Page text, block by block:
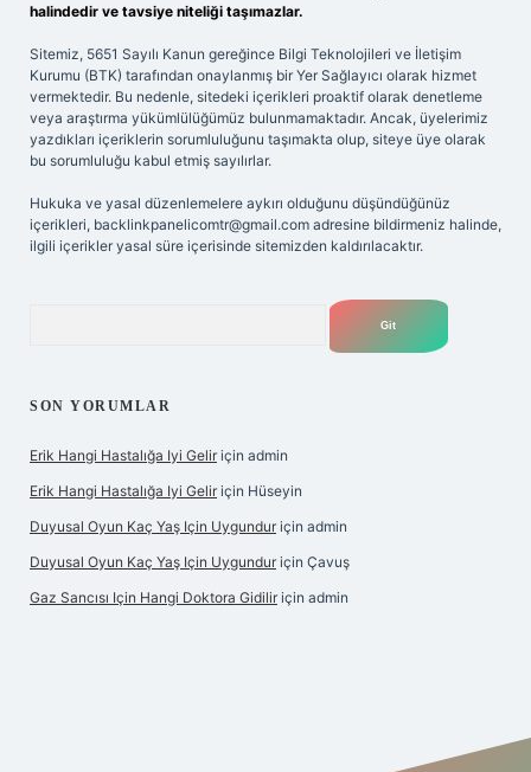
halindedir ve tavsiye niteliği taşımazlar.
Sitemiz, 5651 Sayılı Kanun gereğince Bilgi Teknolojileri ve İletişim
Kurumu (BTK) tarafından onaylanmış bir Yer Sağlayıcı olarak hizmet
vermektedir. Bu nedenle, sitedeki içerikleri proaktif olarak denetleme
veya araştırma yükümlülüğümüz bulunmamaktadır. Ancak, üyelerimiz
yazdıkları içeriklerin sorumluluğunu taşımakta olup, siteye üye olarak
bu sorumluluğu kabul etmiş sayılırlar.
Hukuka ve yasal düzenlemelere aykırı olduğunu düşündüğünüz
içerikleri, backlinkpanelicomtr@gmail.com adresine bildirmeniz halinde,
ilgili içerikler yasal süre içerisinde sitemizden kaldırılacaktır.
SON YORUMLAR
Erik Hangi Hastalığa Iyi Gelir için admin
Erik Hangi Hastalığa Iyi Gelir için Hüseyin
Duyusal Oyun Kaç Yaş Için Uygundur için admin
Duyusal Oyun Kaç Yaş Için Uygundur için Çavuş
Gaz Sancısı Için Hangi Doktora Gidilir için admin